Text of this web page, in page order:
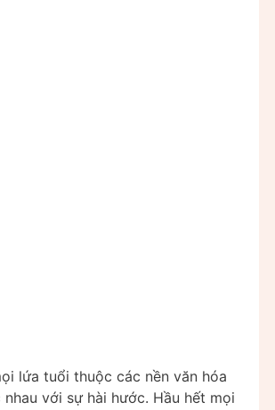
lứa tuổi thuộc các nền văn hóa
nhau với sự hài hước. Hầu hết mọi